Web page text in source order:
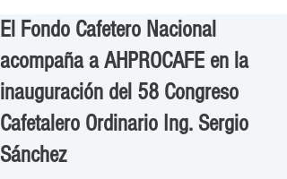
El Fondo Cafetero Nacional
acompaña a AHPROCAFE en la
inauguración del 58 Congreso
Cafetalero Ordinario Ing. Sergio
Sánchez